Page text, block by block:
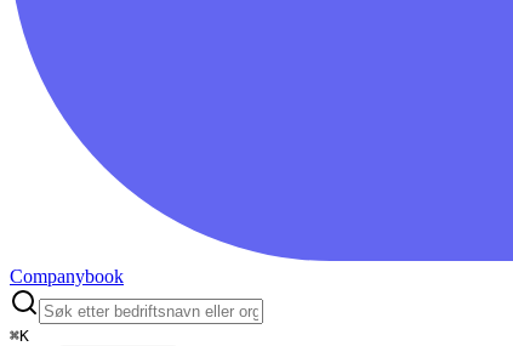
Companybook
⌘K